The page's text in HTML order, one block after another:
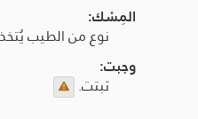
المِسْك:
نوع من الطيب
وجبت:
ثبتت.